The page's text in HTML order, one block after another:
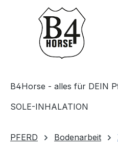
Hauptinhalt springen
Zur Suche springen
Zur Hauptnavigation
B4Horse - alles für DEIN
SOLE-INHALATION
PFERD Bodenarbeit